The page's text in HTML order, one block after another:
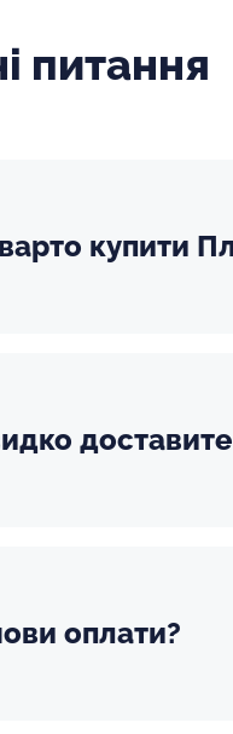
питання
купити
оплати?